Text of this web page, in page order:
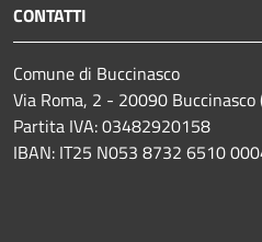
CONTATTI
Comune di Buccinasco
Via Roma, 2 - 20090 Buccinasco
Partita IVA: 03482920158
IBAN: IT25 N053 8732 6510